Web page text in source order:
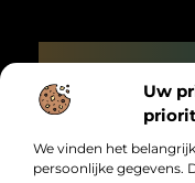
Uw
We vinden het
persoonlijke gegevens.
Bericht categorie